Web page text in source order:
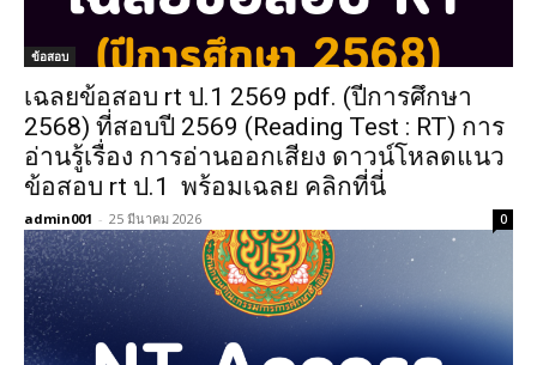
ข้อสอบ
เฉลยข้อสอบ rt ป.1 2569 pdf. (ปีการศึกษา
2568) ที่สอบปี 2569 (Reading Test : RT) การ
อ่านรู้เรื่อง การอ่านออกเสียง ดาวน์โหลดแนว
ข้อสอบ rt ป.1 พร้อมเฉลย คลิกที่นี่
admin001 - 25 มีนาคม 2026 0